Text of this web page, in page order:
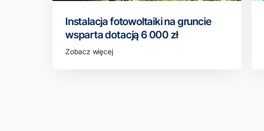
Instalacja fotowoltaiki na gruncie
wsparta dotacją 6 000 zł
Zobacz więcej